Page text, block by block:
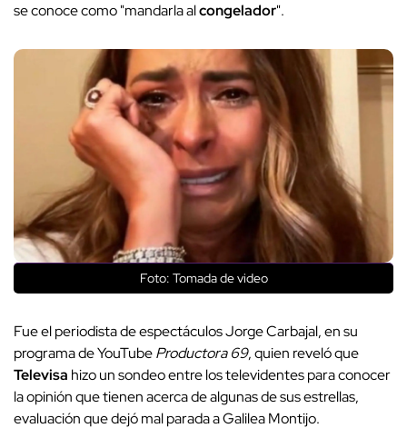
se conoce como "mandarla alcongelador".
Foto: Tomada de video
Fue el periodista de espectáculos Jorge Carbajal, en su
programa de YouTubeProductora 69, quien reveló que
Televisa hizo un sondeo entre los televidentes para conocer
la opinión que tienen acerca de algunas de sus estrellas,
evaluación que dejó mal parada a Galilea Montijo.